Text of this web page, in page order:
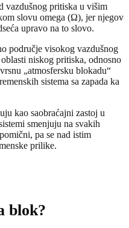
vazdušnog pritiska u višim
slovu omega (Ω), jer njegov
upravo na to slovo.
područje visokog vazdušnog
niskog pritiska, odnosno
„atmosfersku blokadu“
sistema sa zapada ka
kao saobraćajni zastoj u
smenjuju na svakih
pa se nad istim
prilike.
blok?